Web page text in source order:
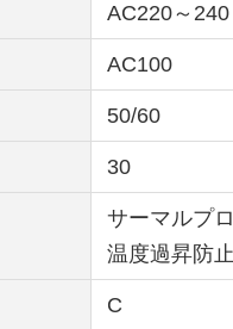
AC220～240
AC100
50/60
30
サーマルプ
温度過昇防
C